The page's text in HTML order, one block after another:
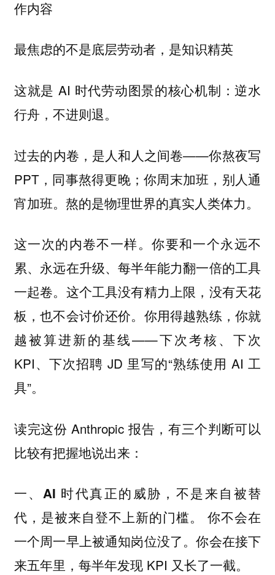
作内容
最焦虑的不是底层劳动者，是知识精英
这就是 AI 时代劳动图景的核心机制：逆水
行舟，不进则退。
过去的内卷，是人和人之间卷——你熬夜写
PPT，同事熬得更晚；你周末加班，别人通
宵加班。熬的是物理世界的真实人类体力。
这一次的内卷不一样。你要和一个永远不
累、永远在升级、每半年能力翻一倍的工具
一起卷。这个工具没有精力上限，没有天花
板，也不会讨价还价。你用得越熟练，你就
越被算进新的基线——下次考核、下次
KPI、下次招聘 JD 里写的“熟练使用 AI 工
具”。
读完这份 Anthropic 报告，有三个判断可以
比较有把握地说出来：
一、AI 时代真正的威胁，不是来自被替
代，是被来自登不上新的门槛。
你不会在
一个周一早上被通知岗位没了。你会在接下
来五年里，每半年发现 KPI 又长了一截。